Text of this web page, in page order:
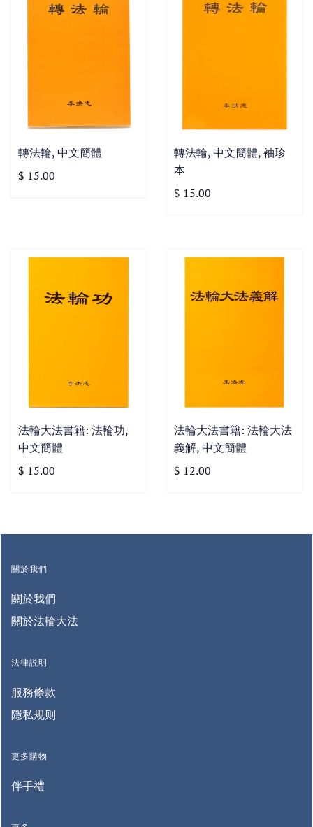
轉法輪, 中文簡體
$ 15.00
轉法輪, 中文簡體, 袖珍
本
$ 15.00
法輪大法書籍: 法輪功,
中文簡體
$ 15.00
法輪大法書籍: 法輪大法
義解, 中文簡體
$ 12.00
關於我們
關於我們
關於法輪大法
法律説明
服務條款
隱私规则
更多購物
伴手禮